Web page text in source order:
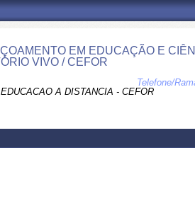
EM EDUCAÇÃO E
VIVO / CEFOR
A DISTANCIA - CEFOR
Telefone/